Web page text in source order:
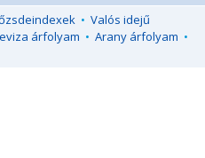
• Valós idejű
árfolyam • Arany árfolyam •